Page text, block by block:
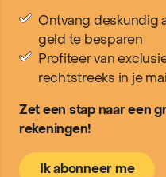
Ontvang deskundig
geld te besparen
Profiteer van
rechtstreeks in je
Zet een stap naar een
rekeningen!
Ik abonneer me